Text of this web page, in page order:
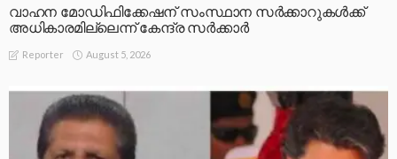
വാഹന മോഡിഫിക്കേഷന് സംസ്ഥാന സർക്കാറുകൾക്ക്
അധികാരമില്ലെന്ന് കേന്ദ്ര സർക്കാർ
Reporter August 5, 2026